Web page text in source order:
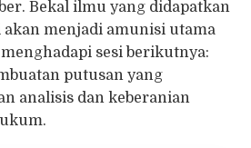
Bekal ilmu yang didapatkan
menjadi amunisi utama
sesi berikutnya:
putusan yang
analisis dan keberanian